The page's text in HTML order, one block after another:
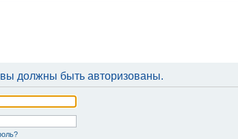
должны быть авторизованы.